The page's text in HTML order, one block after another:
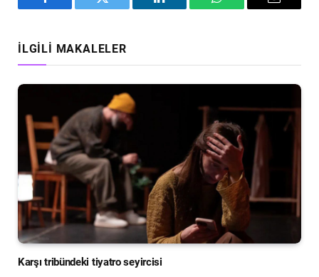
Facebook Twitter LinkedIn WhatsAppEmail
İLGILI MAKALELER
Karşı tribündeki tiyatro seyircisi